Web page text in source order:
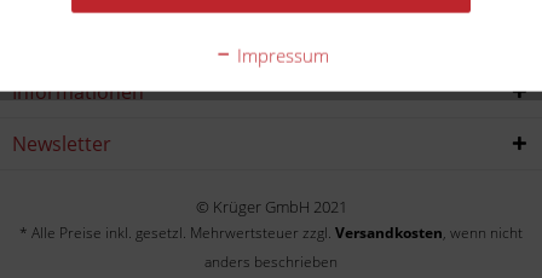
Informationen
Newsletter
© Krüger GmbH 2021
* Alle Preise inkl. gesetzl. Mehrwertsteuer zzgl. Versandkosten, wenn nicht
anders beschrieben
Impressum